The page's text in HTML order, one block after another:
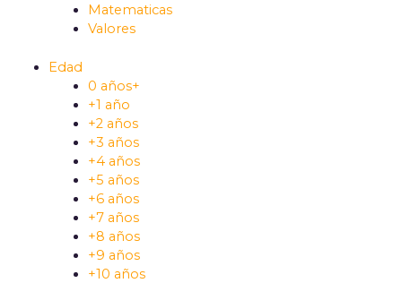
Matematicas
Valores
Edad
0 años+
+1 año
+2 años
+3 años
+4 años
+5 años
+6 años
+7 años
+8 años
+9 años
+10 años